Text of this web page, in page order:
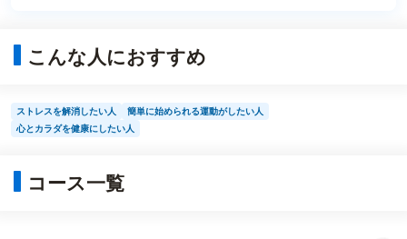
こんな人におすすめ
ストレスを解消したい人
簡単に始められる運動がしたい人
心とカラダを健康にしたい人
コース一覧